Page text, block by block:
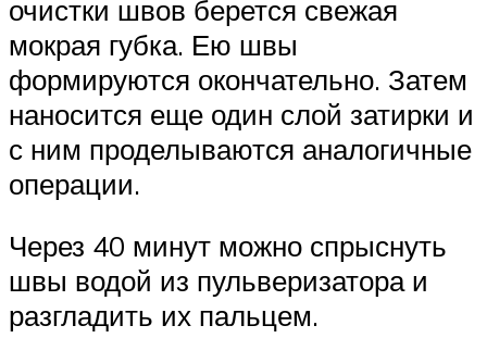
очистки швов берется свежая
мокрая губка. Ею швы
формируются окончательно. Затем
наносится еще один слой затирки и
с ним проделываются аналогичные
операции.
Через 40 минут можно спрыснуть
швы водой из пульверизатора и
разгладить их пальцем.